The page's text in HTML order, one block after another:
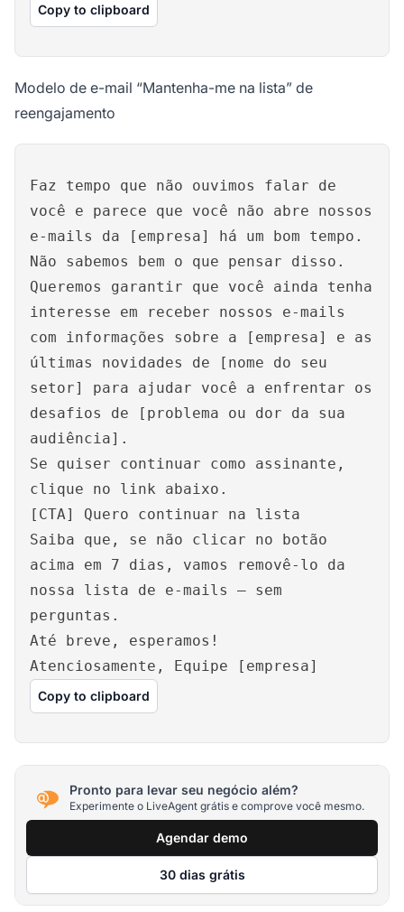
Copy to clipboard
Modelo de e-mail “Mantenha-me na lista” de
reengajamento
Faz tempo que não ouvimos falar de
você e parece que você não abre nossos
e-mails da [empresa] há um bom tempo.
Não sabemos bem o que pensar disso.
Queremos garantir que você ainda tenha
interesse em receber nossos e-mails
com informações sobre a [empresa] e as
últimas novidades de [nome do seu
setor] para ajudar você a enfrentar os
desafios de [problema ou dor da sua
audiência].
Se quiser continuar como assinante,
clique no link abaixo.
[CTA] Quero continuar na lista
Saiba que, se não clicar no botão
acima em 7 dias, vamos removê-lo da
nossa lista de e-mails – sem
perguntas.
Até breve, esperamos!
Atenciosamente, Equipe [empresa]
Copy to clipboard
Pronto para levar seu negócio além?
Experimente o LiveAgent grátis e comprove você mesmo.
Agendar demo
30 dias grátis